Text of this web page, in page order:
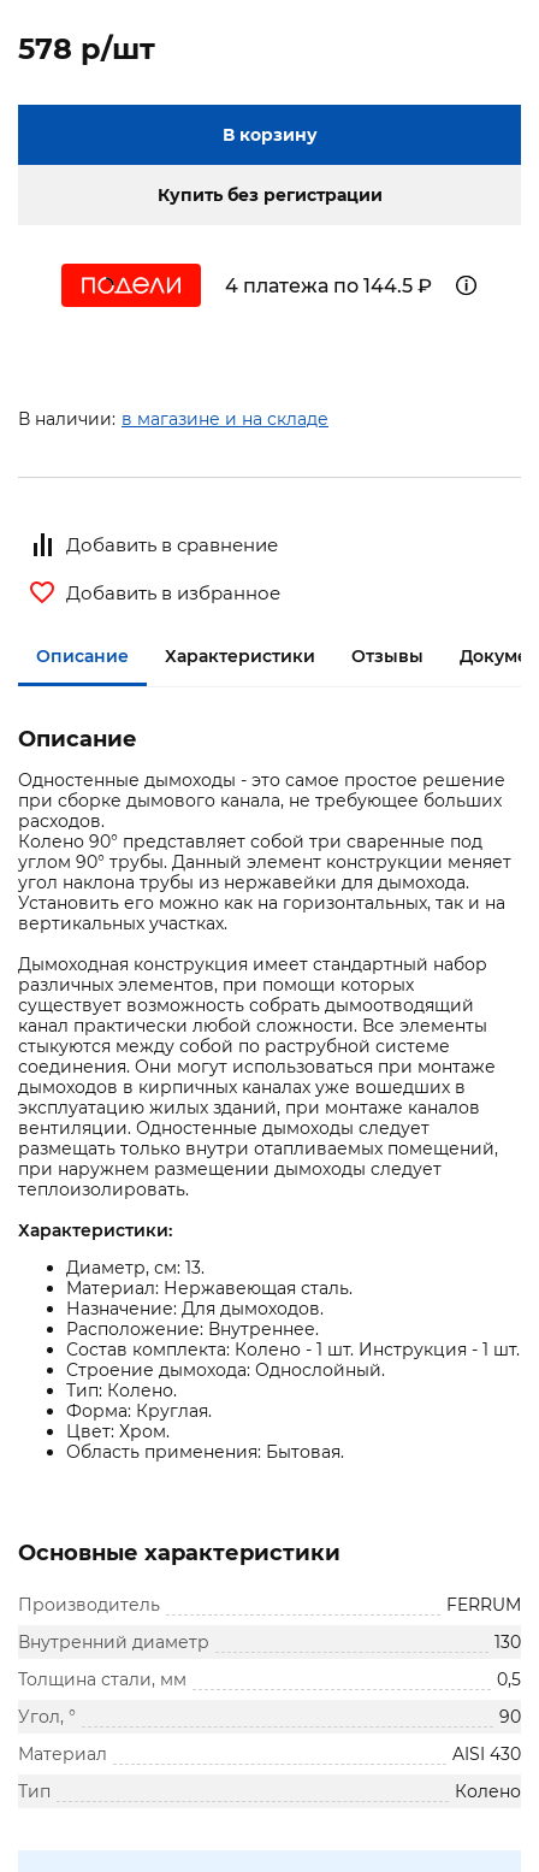
578 p/шт
В корзину
Купить без регистрации
4 платежа по 144.5 ₽
В наличии: в магазине и на складе
Добавить в сравнение
Добавить в избранное
Описание Характеристики Отзывы
Описание
Одностенные дымоходы - это самое простое решение
при сборке дымового канала, не требующее больших
расходов.
Колено 90° представляет собой три сваренные под
углом 90° трубы. Данный элемент конструкции меняет
угол наклона трубы из нержавейки для дымохода.
Установить его можно как на горизонтальных, так и на
вертикальных участках.
Дымоходная конструкция имеет стандартный набор
различных элементов, при помощи которых
существует возможность собрать дымоотводящий
канал практически любой сложности. Все элементы
стыкуются между собой по раструбной системе
соединения. Они могут использоваться при монтаже
дымоходов в кирпичных каналах уже вошедших в
эксплуатацию жилых зданий, при монтаже каналов
вентиляции. Одностенные дымоходы следует
размещать только внутри отапливаемых помещений,
при наружнем размещении дымоходы следует
теплоизолировать.
Характеристики:
Диаметр, см: 13.
Материал: Нержавеющая сталь.
Назначение: Для дымоходов.
Расположение: Внутреннее.
Состав комплекта: Колено - 1 шт. Инструкция - 1 шт.
Строение дымохода: Однослойный.
Тип: Колено.
Форма: Круглая.
Цвет: Хром.
Область применения: Бытовая.
Основные характеристики
Производитель
FERRUM
Внутренний диаметр
130
Толщина стали, мм
0,5
Угол, °
90
Материал
AISI 430
Тип
Колено